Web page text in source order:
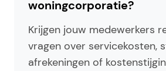
woningcorporatie?
Krijgen jouw medewerkers
vragen over servicekosten,
afrekeningen of